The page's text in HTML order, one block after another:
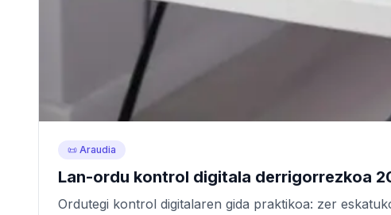
📜 Araudia
Lan-ordu kontrol digitala derrigorrezkoa
Ordutegi kontrol digitalaren gida praktikoa: zer